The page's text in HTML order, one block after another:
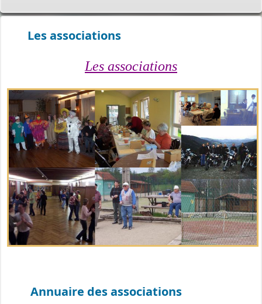
Les associations
Les associations
Annuaire des associations